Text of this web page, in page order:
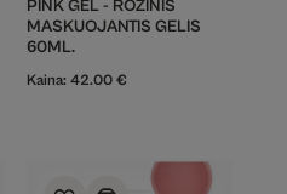
PINK GEL - ROŽINIS
MASKUOJANTIS GELIS
60ML.
Kaina: 42.00 €